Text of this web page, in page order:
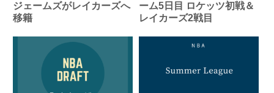
ジェームズがレイカーズへ
移籍
ーム5日目 ロケッツ初戦＆
レイカーズ2戦目